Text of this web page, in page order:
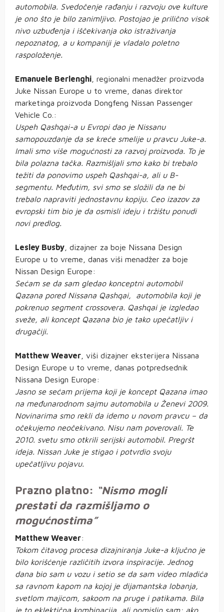
automobila. Svedočenje rađanju i razvoju ove kulture
je ono što je bilo zanimljivo. Postojao je prilično visok
nivo uzbuđenja i iščekivanja oko istraživanja
nepoznatog, a u kompaniji je vladalo poletno
raspoloženje.
Emanuele Berlenghi , regionalni menadžer proizvoda
Juke Nissan Europe u to vreme, danas direktor
marketinga proizvoda Dongfeng Nissan Passenger
Vehicle Co.:
Uspeh Qashqai-a u Evropi dao je Nissanu
samopouzdanje da se kreće smelije u pravcu Juke-a.
Imali smo više mogućnosti za razvoj proizvoda. To je
bila polazna tačka. Razmišljali smo kako bi trebalo
težiti da ponovimo uspeh Qashqai-a, ali u B-
segmentu. Međutim, svi smo se složili da ne bi
trebalo napraviti jednostavnu kopiju. Ceo izazov za
evropski tim bio je da osmisli ideju i tržištu ponudi
novi predlog.
Lesley Busby , dizajner za boje Nissana Design
Europe u to vreme, danas viši menadžer za boje
Nissan Design Europe:
Sećam se da sam gledao konceptni automobil
Qazana pored Nissana Qashqai, automobila koji je
pokrenuo segment crossovera. Qashqai je izgledao
sveže, ali koncept Qazana bio je tako upečatljiv i
drugačiji.
Matthew Weaver , viši dizajner eksterijera Nissana
Design Europe u to vreme, danas potpredsednik
Nissana Design Europe:
Jasno se sećam prijema koji je koncept Qazana imao
na međunarodnom sajmu automobila u Ženevi 2009.
Novinarima smo rekli da idemo u novom pravcu – da
očekujemo neočekivano. Nisu nam poverovali. Te
2010. svetu smo otkrili serijski automobil. Pregršt
ideja. Nissan Juke je stigao i potvrdio svoju
upečatljivu pojavu.
Prazno platno: “Nismo mogli
prestati da razmišljamo o
mogućnostima”
Matthew Weaver:
Tokom čitavog procesa dizajniranja Juke-a ključno je
bilo korišćenje različitih izvora inspiracije. Jednog
dana bio sam u vozu i setio se da sam video mladića
sa ravnom kapom na kojoj je dijamantska lobanja,
svetlom majicom, sakoom na pruge i patikama. Bila
je to eklektična kombinacija, ali pomislio sam: ako